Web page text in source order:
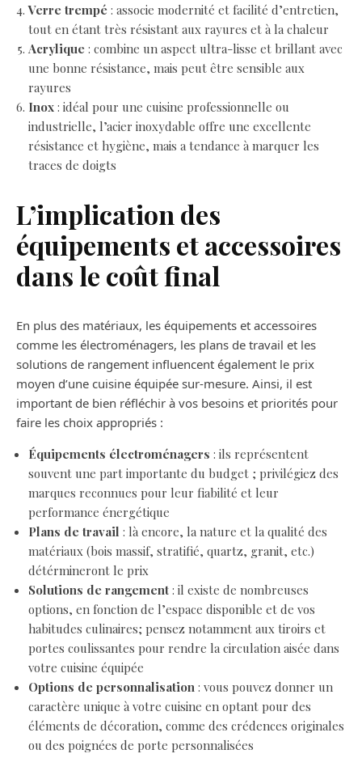
Verre trempé : associe modernité et facilité d’entretien,
tout en étant très résistant aux rayures et à la chaleur
Acrylique : combine un aspect ultra-lisse et brillant avec
une bonne résistance, mais peut être sensible aux
rayures
Inox : idéal pour une cuisine professionnelle ou
industrielle, l’acier inoxydable offre une excellente
résistance et hygiène, mais a tendance à marquer les
traces de doigts
L’implication des
équipements et accessoires
dans le coût final
En plus des matériaux, les équipements et accessoires
comme les électroménagers, les plans de travail et les
solutions de rangement influencent également le prix
moyen d’une cuisine équipée sur-mesure. Ainsi, il est
important de bien réfléchir à vos besoins et priorités pour
faire les choix appropriés :
Équipements électroménagers : ils représentent
souvent une part importante du budget ; privilégiez des
marques reconnues pour leur fiabilité et leur
performance énergétique
Plans de travail : là encore, la nature et la qualité des
matériaux (bois massif, stratifié, quartz, granit, etc.)
détérmineront le prix
Solutions de rangement : il existe de nombreuses
options, en fonction de l’espace disponible et de vos
habitudes culinaires; pensez notamment aux tiroirs et
portes coulissantes pour rendre la circulation aisée dans
votre cuisine équipée
Options de personnalisation : vous pouvez donner un
caractère unique à votre cuisine en optant pour des
éléments de décoration, comme des crédences originales
ou des poignées de porte personnalisées